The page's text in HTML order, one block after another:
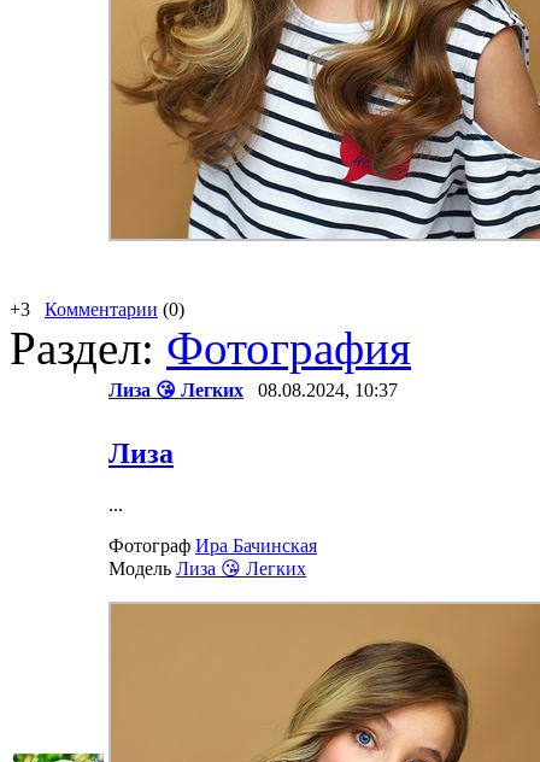
+3 Комментарии (0)
Раздел: Фотография
Лиза 😘 Легких 08.08.2024, 10:37
Лиза
...
Фотограф Ира Бачинская
Модель Лиза 😘 Легких